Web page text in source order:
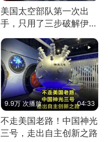
美国太空部队第一次出
手，只用了三步破解伊朗
防空
9.9万 次播放 04:33
不走美国老路！中国神光
三号，走出自主创新之路